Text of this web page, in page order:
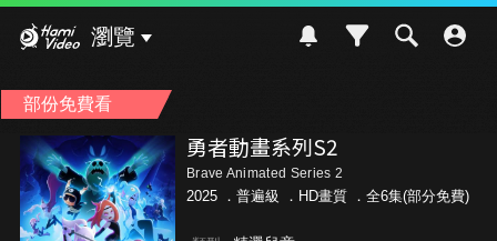
瀏覽
部份免費看
勇者動畫系列S2
Brave Animated Series 2
2025 ． 普遍級 ．HD畫質 ．全6集(部分免費)